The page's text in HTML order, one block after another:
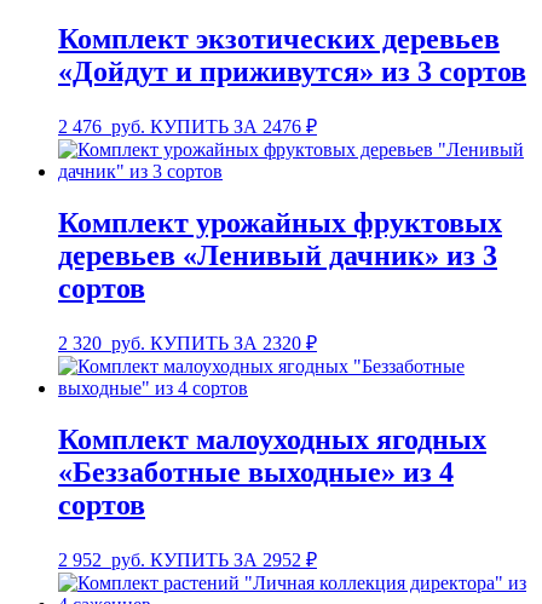
Комплект экзотических деревьев
«Дойдут и приживутся» из 3 сортов
2 476 руб. КУПИТЬ ЗА 2476 ₽
Комплект урожайных фруктовых
деревьев «Ленивый дачник» из 3
сортов
2 320 руб. КУПИТЬ ЗА 2320 ₽
Комплект малоуходных ягодных
«Беззаботные выходные» из 4
сортов
2 952 руб. КУПИТЬ ЗА 2952 ₽